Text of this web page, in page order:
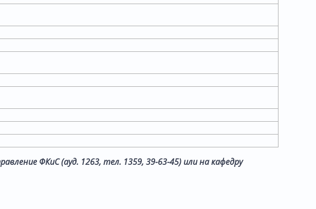
ФКиС (ауд. 1263, тел. 1359, 39-63-45) или на кафедру